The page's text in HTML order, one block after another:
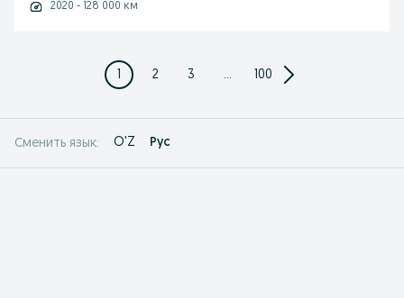
2020 - 128 000 км
1 2 3 ... 100
Сменить язык: O'Z Рус